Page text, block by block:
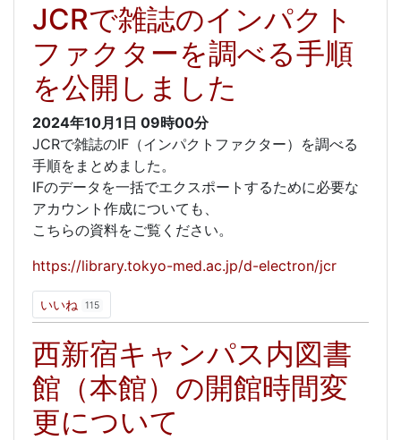
JCRで雑誌のインパクト
ファクターを調べる手順
を公開しました
2024年10月1日 09時00分
JCRで雑誌のIF（インパクトファクター）を調べる
手順をまとめました。
IFのデータを一括でエクスポートするために必要な
アカウント作成についても、
こちらの資料をご覧ください。
https://library.tokyo-med.ac.jp/d-electron/jcr
いいね 115
西新宿キャンパス内図書
館（本館）の開館時間変
更について